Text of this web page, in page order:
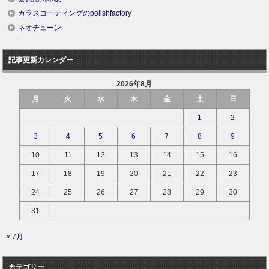
ガラスコーティングのpolishfactory
ネオチューン
記事更新カレンダー
2026年8月
月
火 水 木 金 土 日
1 2
3 4 5 6 7 8 9
10 11 12 13 14 15 16
17 18 19 20 21 22 23
24 25 26 27 28 29 30
31
« 7月